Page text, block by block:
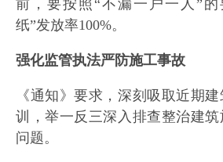
前，要按照“不漏一户一人”的
纸”发放率100%。
强化监管执法严防施工事故
《通知》要求，深刻吸取近期
训，举一反三深入排查整治建
问题。